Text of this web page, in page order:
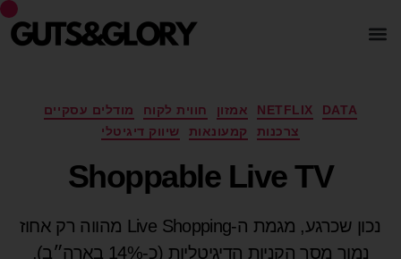
DATA
NETFLIX אמזון חווית לקוח
מודלים עסקיים
צרכנות
קמעונאות שיווק דיגיטלי
Shoppable Live TV
נכון שכרגע, מגמת ה-Live Shopping מהווה רק אחוז
נמוך מסך הקניות הדיגיטליות (כ-14% בארה״ב),